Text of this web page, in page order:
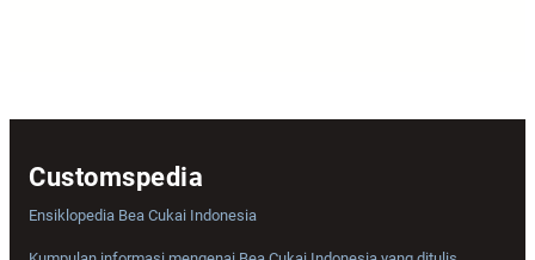
Customspedia
Ensiklopedia Bea Cukai Indonesia